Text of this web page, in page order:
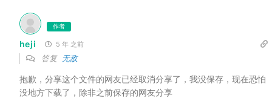
作者
heji 5 年 之前
答复 无敌
抱歉，分享这个文件的网友已经取消分享了，我没保存，现在恐怕
没地方下载了，除非之前保存的网友分享